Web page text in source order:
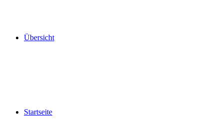
Übersicht
Startseite